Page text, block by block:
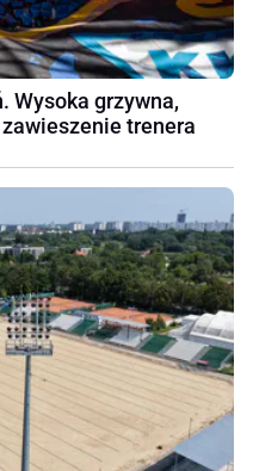
Wysoka grzywna,
trenera